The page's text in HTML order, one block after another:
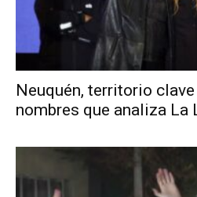
Neuquén, territorio
nombres que analiza La